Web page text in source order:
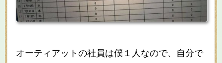
オーティアットの社員は僕１人なので、自分で